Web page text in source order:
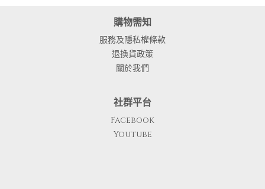
購物需知
服務及隱私權條款
退換貨政策
關於我們
社群平台
Facebook
Youtube